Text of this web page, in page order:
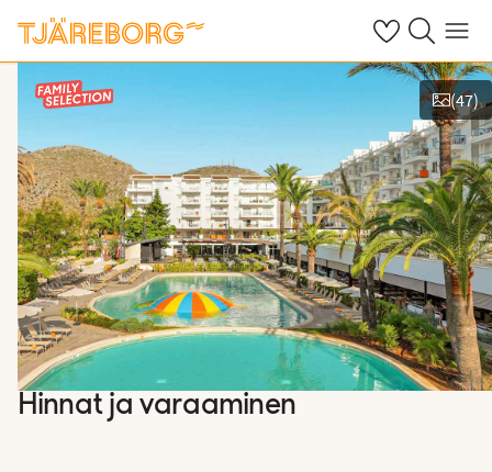
OmatHaku Valikko
Kuvat ja videot
(47)
Hinnat ja varaaminen